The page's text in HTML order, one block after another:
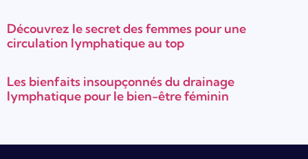
Découvrez le secret des femmes pour une
circulation lymphatique au top
Les bienfaits insoupçonnés du drainage
lymphatique pour le bien-être féminin